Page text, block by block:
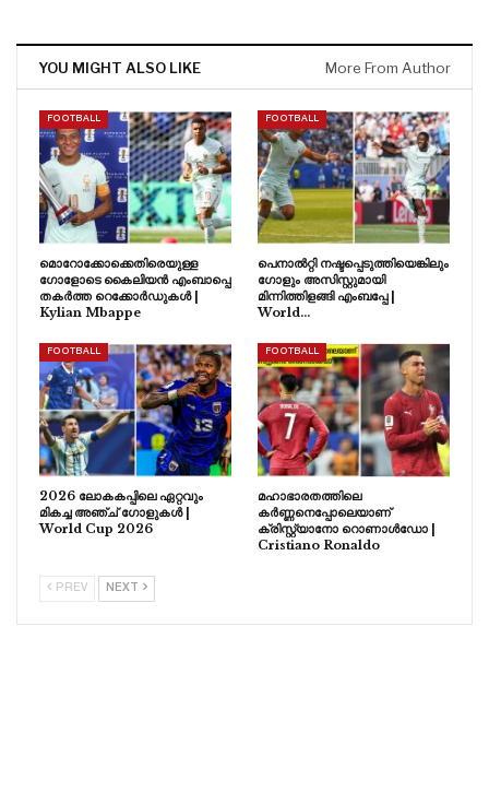
YOU MIGHT ALSO LIKE More From Author
FOOTBALL
മൊറോക്കോക്കെതിരെയുള്ള
ഗോളോടെ കൈലിയൻ എംബാപ്പെ
തകർത്ത റെക്കോർഡുകൾ |
Kylian Mbappe
FOOTBALL
പെനാൽറ്റി നഷ്ടപ്പെടുത്തിയെങ്കിലും
ഗോളും അസിസ്റ്റുമായി
മിന്നിത്തിളങ്ങി എംബപ്പേ |
World…
FOOTBALL
2026 ലോകകപ്പിലെ ഏറ്റവും
മികച്ച അഞ്ച് ഗോളുകൾ |
World Cup 2026
FOOTBALL
മഹാഭാരതത്തിലെ
കർണ്ണനെപ്പോലെയാണ്
ക്രിസ്റ്റ്യാനോ റൊണാൾഡോ |
Cristiano Ronaldo
PREV NEXT